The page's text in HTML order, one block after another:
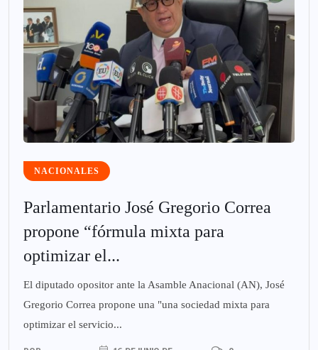
NACIONALES
Parlamentario José Gregorio Correa
propone “fórmula mixta para
optimizar el...
El diputado opositor ante la Asamble Anacional (AN), José
Gregorio Correa propone una "una sociedad mixta para
optimizar el servicio...